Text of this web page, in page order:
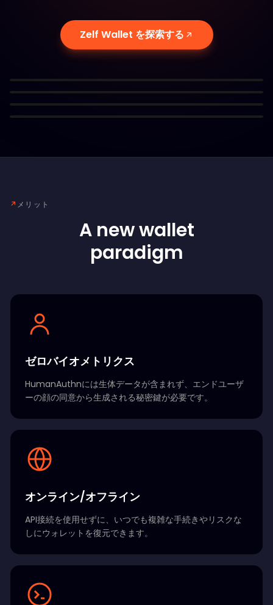
Zelf Wallet を探索する
HumanAuthnであなたの資金は完全に保護されます。も
はや漏洩したシードフレーズを心配する必要はありませ
即時復旧：数秒でウォレットにアクセス
顔をスキャンするだけで即座にウォレットにアクセス。シ
ードフレーズを管理したり使用したりする必要はありませ
シードフレーズをブロックチェーンに保
シードフレーズはパブリックブロックチェーンに安全に保
を失うことはありません。
Personalized Zelf ID
覚えやすいZelf IDにウォレットをリンクし、複雑な手順
や長いアドレスなしで取引を行えます。
↗ メリット
A new wallet
paradigm
ゼロバイオメトリクス
HumanAuthnには生体データが含まれず、エンドユーザ
ーの顔の同意から生成される秘密鍵が必要です。
オンライン/オフライン
API接続を使用せずに、いつでも複雑な手続きやリスクな
しにウォレットを復元できます。